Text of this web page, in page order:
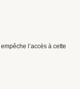
l’accès à cette